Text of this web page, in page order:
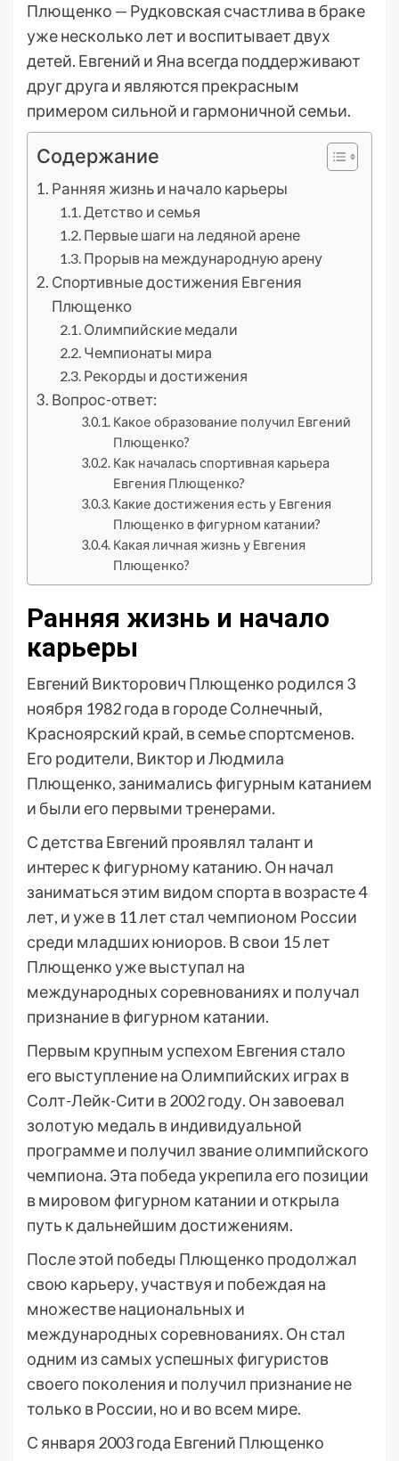
Плющенко — Рудковская счастлива в браке
уже несколько лет и воспитывает двух
детей. Евгений и Яна всегда поддерживают
друг друга и являются прекрасным
примером сильной и гармоничной семьи.
Содержание
Ранняя жизнь и начало карьеры
Детство и семья
Первые шаги на ледяной арене
Прорыв на международную арену
Спортивные достижения Евгения
Плющенко
Олимпийские медали
Чемпионаты мира
Рекорды и достижения
Вопрос-ответ:
Какое образование получил Евгений
Плющенко?
Как началась спортивная карьера
Евгения Плющенко?
Какие достижения есть у Евгения
Плющенко в фигурном катании?
Какая личная жизнь у Евгения
Плющенко?
Ранняя жизнь и начало
карьеры
Евгений Викторович Плющенко родился 3
ноября 1982 года в городе Солнечный,
Красноярский край, в семье спортсменов.
Его родители, Виктор и Людмила
Плющенко, занимались фигурным катанием
и были его первыми тренерами.
С детства Евгений проявлял талант и
интерес к фигурному катанию. Он начал
заниматься этим видом спорта в возрасте 4
лет, и уже в 11 лет стал чемпионом России
среди младших юниоров. В свои 15 лет
Плющенко уже выступал на
международных соревнованиях и получал
признание в фигурном катании.
Первым крупным успехом Евгения стало
его выступление на Олимпийских играх в
Солт-Лейк-Сити в 2002 году. Он завоевал
золотую медаль в индивидуальной
программе и получил звание олимпийского
чемпиона. Эта победа укрепила его позиции
в мировом фигурном катании и открыла
путь к дальнейшим достижениям.
После этой победы Плющенко продолжал
свою карьеру, участвуя и побеждая на
множестве национальных и
международных соревнованиях. Он стал
одним из самых успешных фигуристов
своего поколения и получил признание не
только в России, но и во всем мире.
С января 2003 года Евгений Плющенко